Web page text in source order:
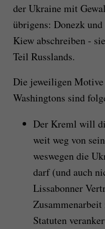
der Ukraine mit
übrigens: Donezk
Kiew abschreiben -
Teil Russlands.
Die jeweiligen
Washingtons sind
Der Kreml will
weit weg von
weswegen die
darf (und auch
Lissabonner
Statuten